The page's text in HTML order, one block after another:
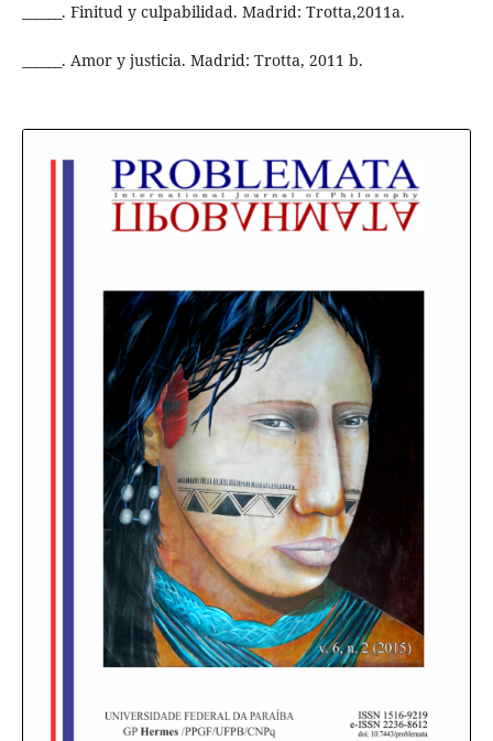
______. Finitud y culpabilidad. Madrid: Trotta,2011a.
______. Amor y justicia. Madrid: Trotta, 2011 b.